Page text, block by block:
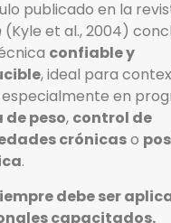
publicado en la
(Kyle et al., 2004)
confiable y
, ideal para
en
peso, control de
crónicaso
.
debe ser
capacitados.